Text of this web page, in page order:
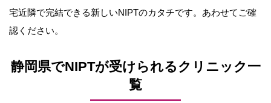
宅近隣で完結できる新しいNIPTのカタチです。あわせてご確
認ください。
静岡県でNIPTが受けられるクリニック一
覧